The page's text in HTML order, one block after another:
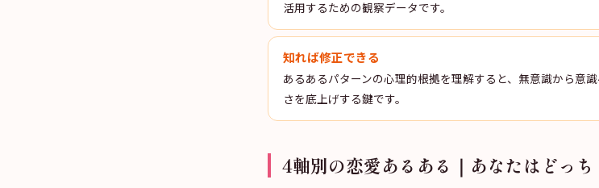
活用するための観察データです。
知れば修正できる
あるあるパターンの心理的根拠を理解すると、無意識から意
さを底上げする鍵です。
4軸別の恋愛あるある｜あなたはどっち